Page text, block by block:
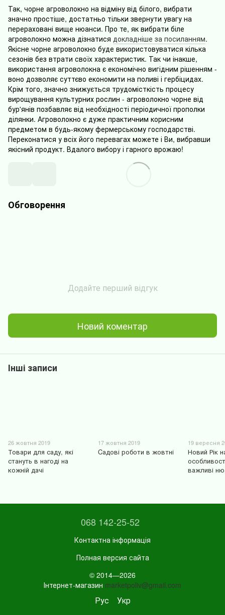
Так, чорне агроволокно на відміну від білого, вибрати
значно простіше, достатньо тільки звернути увагу на
перераховані вище нюанси. Про те, як вибрати біле
агроволокно можна дізнатися докладніше за посиланням.
Якісне чорне агроволокно буде використовуватися кілька
сезонів без втрати своїх характеристик. Так чи інакше,
використання агроволокна є економічно вигідним рішенням -
воно дозволяє суттєво економити на поливі і гербіцидах.
Крім того, значно знижується трудомісткість процесу
вирощування культурних рослин - агроволокно чорне від
бур'янів позбавляє від необхідності періодичної прополки
ділянки. Агроволокно є дуже практичним корисним
предметом в будь-якому фермерському господарстві.
Переконатися у всіх його перевагах можете і Ви, вибравши
якісний продукт. Вдалого вибору і гарного врожаю!
Обговорення
Додайте перший відгук
Новий коментар
Інші записи
26 жовтня 2019
Товари для саду, які
стануть в нагоді на
кожній дачі
17 жовтня 2019
Cадові роботи в жовтні
19 вересня
Новий Рік
важливі
068 142-25-52
Контактна інформація
Полная версия сайта
© 2014—2026
Інтернет-магазин marketpoliv@gmail.com
Рус Укр